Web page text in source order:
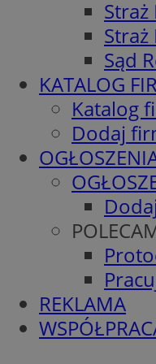
Straż
Straż
Sąd
KATALOG
Katalog
Dodaj
REKLAMA